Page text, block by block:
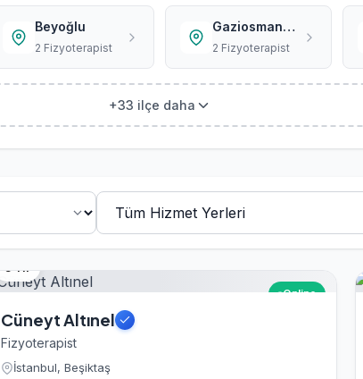
Beyoğlu
2 Fizyoterapist
Gaziosmanpaşa
2 Fizyoterapist
+33 ilçe daha
Online
Cüneyt Altınel
Fizyoterapist
İstanbul, Beşiktaş